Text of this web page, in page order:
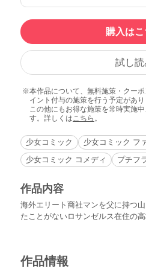
購入はこ
試し読
本作品について、無料施策・クー
イント付与の施策を行う予定があり
この他にもお得な施策を常時実施
す。詳しくは こちら 。
少女コミック
少女コミック フ
少女コミック コメディ
プチフ
作品内容
海外エリート商社マンを父に持つ
たことがないロサンゼルス在住の
になってしまう。おじいちゃんが
人気コメディー！
作品情報